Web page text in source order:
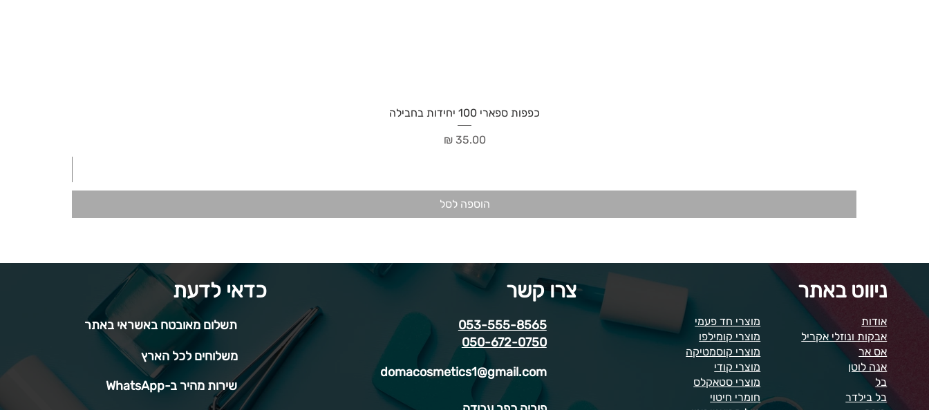
כפפות ספארי 100 יחידות בחבילה
מחיר‏35.00 ‏₪
הוספה לסל
כדאי לדעת
תשלום מאובטח באשראי באתר
משלוחים לכל הארץ
שירות מהיר ב-WhatsApp
צרו קשר
053-555-8565
050-672-0750
domacosmetics1@gmail.com
ניווט באתר
מוצרי חד פעמי
מוצרי קומילפו
מוצרי קוסמטיקה
מוצרי קודי
מוצרי סטאקלס
חומרי חיטוי
אודות
אבקות ונוזלי אקריל
אס אר
אנה לוטן
בל
בל בילדר